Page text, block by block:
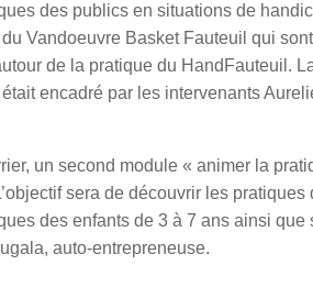
des publics en situations de
du Vandoeuvre Basket Fauteuil qui
de la pratique du HandFauteuil.
encadré par les intervenants
un second module « animer la
sera de découvrir les
des enfants de 3 à 7 ans ainsi
auto-entrepreneuse.